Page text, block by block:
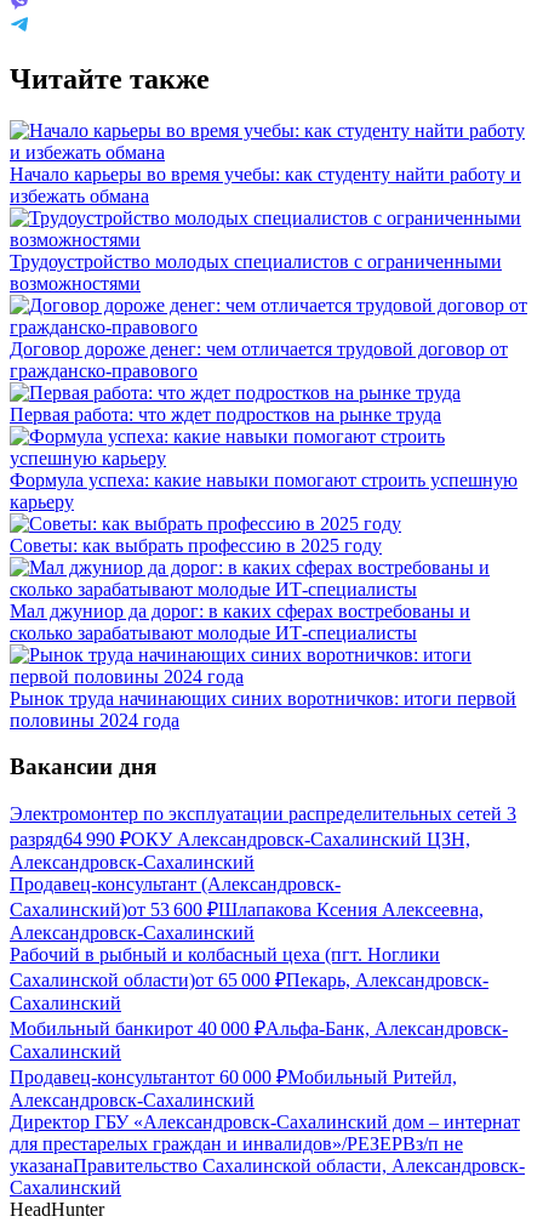
Читайте также
Начало карьеры во время учебы: как студенту найти работу и
избежать обмана
Трудоустройство молодых специалистов с ограниченными
возможностями
Договор дороже денег: чем отличается трудовой договор от
гражданско-правового
Первая работа: что ждет подростков на рынке труда
Формула успеха: какие навыки помогают строить успешную
карьеру
Советы: как выбрать профессию в 2025 году
Мал джуниор да дорог: в каких сферах востребованы и
сколько зарабатывают молодые ИТ-специалисты
Рынок труда начинающих синих воротничков: итоги первой
половины 2024 года
Вакансии дня
Электромонтер по эксплуатации распределительных сетей 3
разряд64 990 ₽ОКУ Александровск-Сахалинский ЦЗН,
Александровск-Сахалинский
Продавец-консультант (Александровск-
Сахалинский)от 53 600 ₽Шлапакова Ксения Алексеевна,
Александровск-Сахалинский
Рабочий в рыбный и колбасный цеха (пгт. Ноглики
Сахалинской области)от 65 000 ₽Пекарь, Александровск-
Сахалинский
Мобильный банкирот 40 000 ₽Альфа-Банк, Александровск-
Сахалинский
Продавец-консультантот 60 000 ₽Мобильный Ритейл,
Александровск-Сахалинский
Директор ГБУ «Александровск-Сахалинский дом – интернат
для престарелых граждан и инвалидов»/РЕЗЕРВз/п не
указанаПравительство Сахалинской области, Александровск-
Сахалинский
HeadHunter